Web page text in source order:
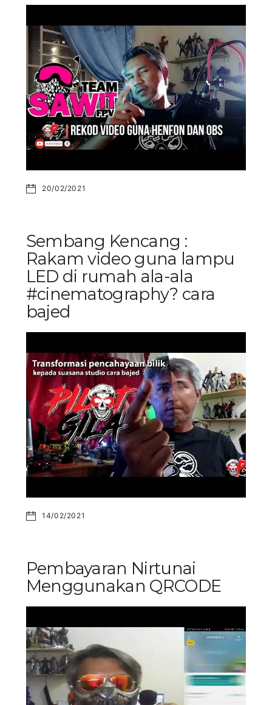
20/02/2021
Sembang Kencang :
Rakam video guna lampu
LED di rumah ala-ala
#cinematography? cara
bajed
14/02/2021
Pembayaran Nirtunai
Menggunakan QRCODE